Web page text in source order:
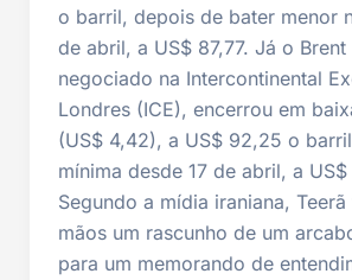
o barril, depois de bater menor
de abril, a US$ 87,77. Já o
negociado na Intercontinental
Londres (ICE), encerrou em
(US$ 4,42), a US$ 92,25 o
mínima desde 17 de abril, a US$
Segundo a mídia iraniana, Teerã
mãos um rascunho de um
para um memorando de